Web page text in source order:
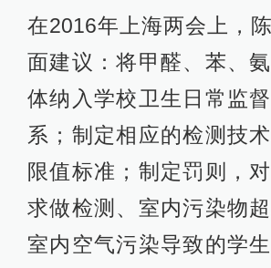
在2016年上海两会上，
面建议：将甲醛、苯、
体纳入学校卫生日常监
系；制定相应的检测技
限值标准；制定罚则，
求做检测、室内污染物
室内空气污染导致的学